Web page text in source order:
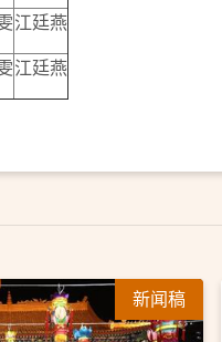
江廷燕
江廷燕
新闻稿